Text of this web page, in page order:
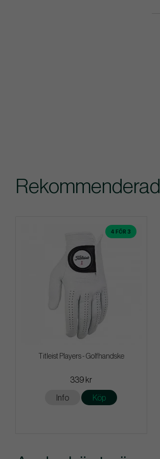
4 FÖR 3
Titleist Players - Golfhandske
339 kr
Info Köp